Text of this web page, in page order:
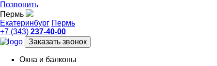
Позвонить
Пермь
Екатеринбург Пермь
+7 (343) 237-40-00
Заказать звонок
Окна и балконы